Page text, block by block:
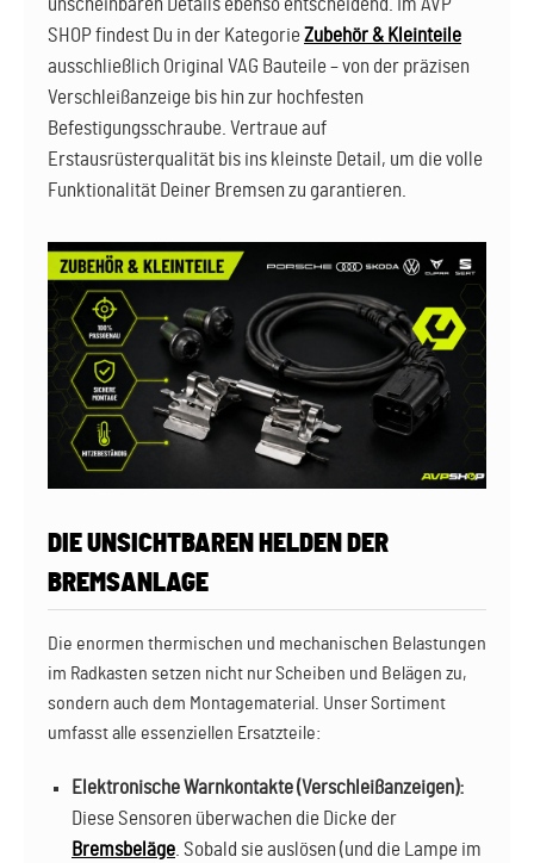
unscheinbaren Details ebenso entscheidend. Im AVP
SHOP findest Du in der Kategorie Zubehör & Kleinteile
ausschließlich Original VAG Bauteile – von der präzisen
Verschleißanzeige bis hin zur hochfesten
Befestigungsschraube. Vertraue auf
Erstausrüsterqualität bis ins kleinste Detail, um die volle
Funktionalität Deiner Bremsen zu garantieren.
DIE UNSICHTBAREN HELDEN DER
BREMSANLAGE
Die enormen thermischen und mechanischen Belastungen
im Radkasten setzen nicht nur Scheiben und Belägen zu,
sondern auch dem Montagematerial. Unser Sortiment
umfasst alle essenziellen Ersatzteile:
Elektronische Warnkontakte (Verschleißanzeigen):
Diese Sensoren überwachen die Dicke der
Bremsbeläge. Sobald sie auslösen (und die Lampe im